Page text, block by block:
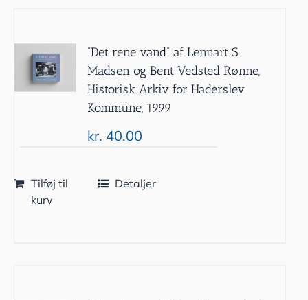
”Det rene vand” af Lennart S.
Madsen og Bent Vedsted Rønne,
Historisk Arkiv for Haderslev
Kommune, 1999
kr. 40.00
Tilføj til
kurv
Detaljer